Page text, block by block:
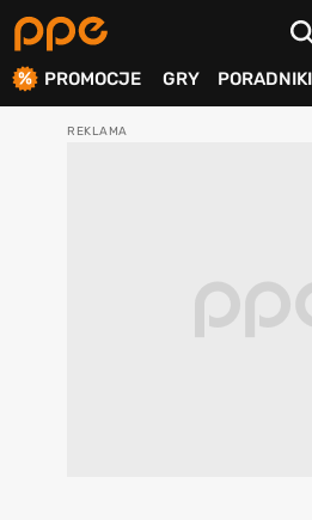
PROMOCJE GRY PORADNIKI